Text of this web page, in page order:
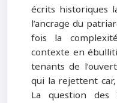
écrits historiques
l’ancrage du
fois la
contexte en
tenants de
qui la rejettent
La question